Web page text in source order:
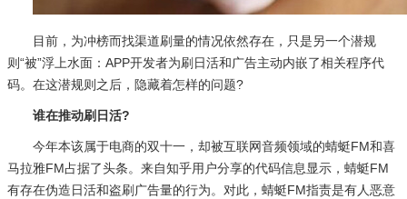
目前，为冲榜而找渠道刷量的情况依然存在，只是另一个潜规
则“被”浮上水面：APP开发者为刷日活和广告主动内嵌了相关程序代
码。在这潜规则之后，隐藏着怎样的问题?
谁在推动刷日活?
今年本该属于电商的双十一，却被互联网音频领域的蜻蜓FM和喜
马拉雅FM占据了头条。来自知乎用户分享的代码信息显示，蜻蜓FM
有存在伪造日活和盗刷广告量的行为。对此，蜻蜓FM指责是有人恶意